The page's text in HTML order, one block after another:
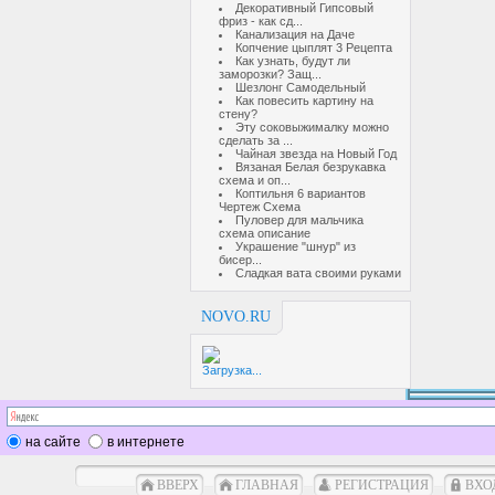
Декоративный Гипсовый
фриз - как сд...
Канализация на Даче
Копчение цыплят 3 Рецепта
Как узнать, будут ли
заморозки? Защ...
Шезлонг Самодельный
Как повесить картину на
стену?
Эту соковыжималку можно
сделать за ...
Чайная звезда на Новый Год
Вязаная Белая безрукавка
схема и оп...
Коптильня 6 вариантов
Чертеж Схема
Пуловер для мальчика
схема описание
Украшение "шнур" из
бисер...
Сладкая вата своими руками
NOVO.RU
Загрузка...
на сайте в интернете
ВВЕРХ ГЛАВНАЯ РЕГИСТРАЦИЯ